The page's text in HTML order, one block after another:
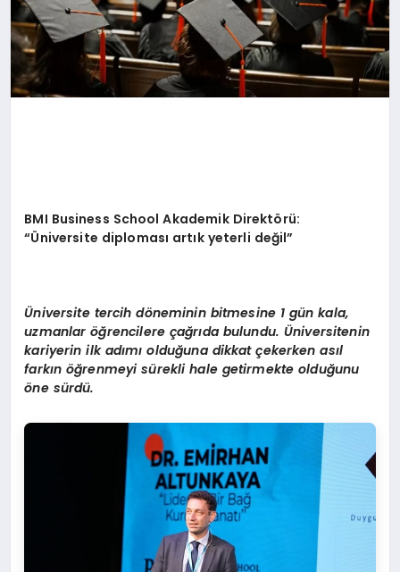
BMI Business School Akademik Direktörü:
“Üniversite diploması artık yeterli değil”
Üniversite tercih döneminin bitmesine 1 gün kala,
uzmanlar öğrencilere çağrıda bulundu. Üniversitenin
kariyerin ilk adımı olduğuna dikkat çekerken asıl
farkın öğrenmeyi sürekli hale getirmekte olduğunu
öne sürdü.